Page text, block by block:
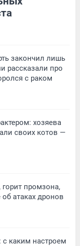
закончил лишь
рассказали про
с раком
хозяева
своих котов —
промзона,
атаках дронов
каким настроем